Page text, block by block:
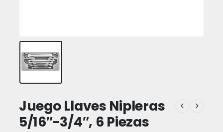
Juego Llaves Nipleras
5/16″-3/4″, 6 Piezas